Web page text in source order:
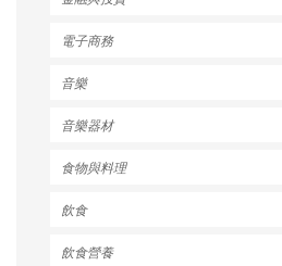
電子商務
音樂
音樂器材
食物與料理
飲食
飲食營養